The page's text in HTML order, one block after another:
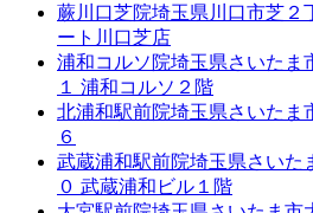
蕨川口芝院埼玉県川口市芝２
ート川口芝店
浦和コルソ院埼玉県さいたま
１ 浦和コルソ２階
北浦和駅前院埼玉県さいたま
６
武蔵浦和駅前院埼玉県さいた
０ 武蔵浦和ビル１階